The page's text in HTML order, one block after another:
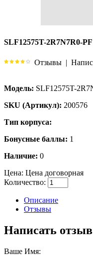
SLF12575T-2R7N7R0-
Отзывы |
Модель: SLF12575T-
SKU (Артикул): 200576
Тип корпуса:
Бонусные баллы: 1
Наличие: 0
Цена: Цена договорная
Количество:
Описание
Отзывы
Написать отзыв
Ваше Имя: